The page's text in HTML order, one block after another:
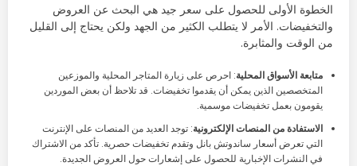
الخطوة الأولى للحصول على سعر جيد هي البحث عن العروض
والتخفيضات. الأمر لا يتطلب الكثير من الجهد ولكن يحتاج إلى القليل
من الوقت والمثابرة.
متابعة الأسواق المحلية: احرص على زيارة المتاجر المحلية والموزعين
المتخصصين الذين يمكن أن يقدموا تخفيضات. قد تلاحظ أن بعض الموردين
يقومون بعمل تخفيضات موسمية.
الاستفادة من المنصات الإلكترونية: توجد العديد من المنصات على الإنترنت
التي تعرض أسعار ساندوتش بانل وتقدم تخفيضات حصرية. تأكد من الاشتراك
في النشرات الإخبارية للحصول على إشعارات حول العروض الجديدة.